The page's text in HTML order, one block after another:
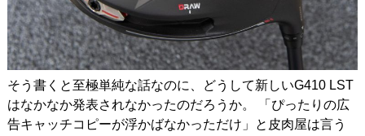
そう書くと至極単純な話なのに、どうして新しいG410 LST
はなかなか発表されなかったのだろうか。 「ぴったりの広
告キャッチコピーが浮かばなかっただけ」と皮肉屋は言う